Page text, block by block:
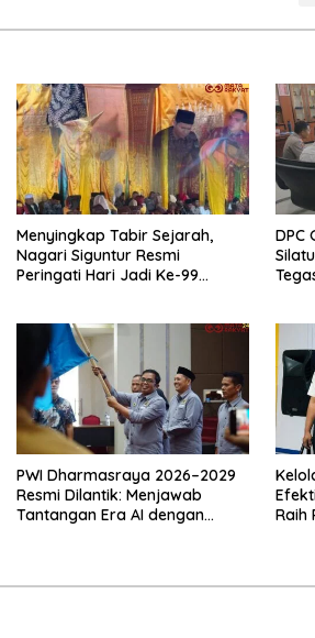
Menyingkap Tabir Sejarah,
Nagari Siguntur Resmi
Peringati Hari Jadi Ke-99
DPC
PWI Dharmasraya 2026–2029
Resmi Dilantik: Menjawab
Tantangan Era AI dengan
Raih